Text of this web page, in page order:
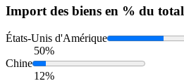
Import des biens en % du total
États-Unis d'Amérique
50%
Chine
12%